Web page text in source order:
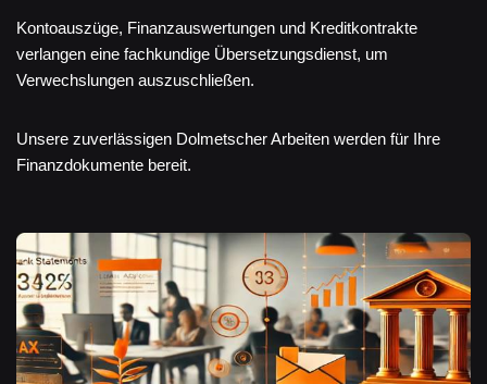
Kontoauszüge, Finanzauswertungen und Kreditkontrakte
verlangen eine fachkundige Übersetzungsdienst, um
Verwechslungen auszuschließen.
Unsere zuverlässigen Dolmetscher Arbeiten werden für Ihre
Finanzdokumente bereit.